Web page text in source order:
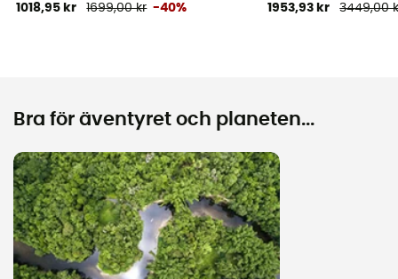
1018,95 kr 1699,00 kr -40% 1953,93 kr 3449,00
Bra för äventyret och planeten...